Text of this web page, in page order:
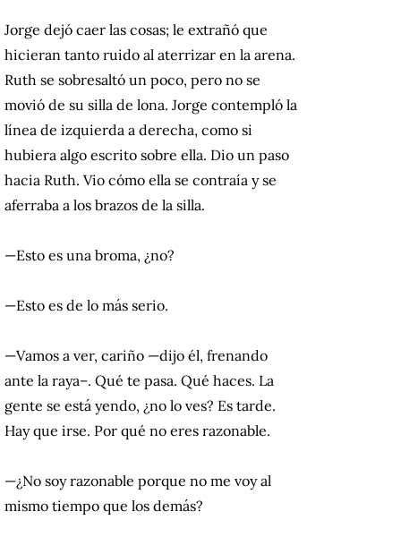
Jorge dejó caer las cosas; le extrañó que
hicieran tanto ruido al aterrizar en la arena.
Ruth se sobresaltó un poco, pero no se
movió de su silla de lona. Jorge contempló la
línea de izquierda a derecha, como si
hubiera algo escrito sobre ella. Dio un paso
hacia Ruth. Vio cómo ella se contraía y se
aferraba a los brazos de la silla.
—Esto es una broma, ¿no?
—Esto es de lo más serio.
—Vamos a ver, cariño —dijo él, frenando
ante la raya–. Qué te pasa. Qué haces. La
gente se está yendo, ¿no lo ves? Es tarde.
Hay que irse. Por qué no eres razonable.
—¿No soy razonable porque no me voy al
mismo tiempo que los demás?